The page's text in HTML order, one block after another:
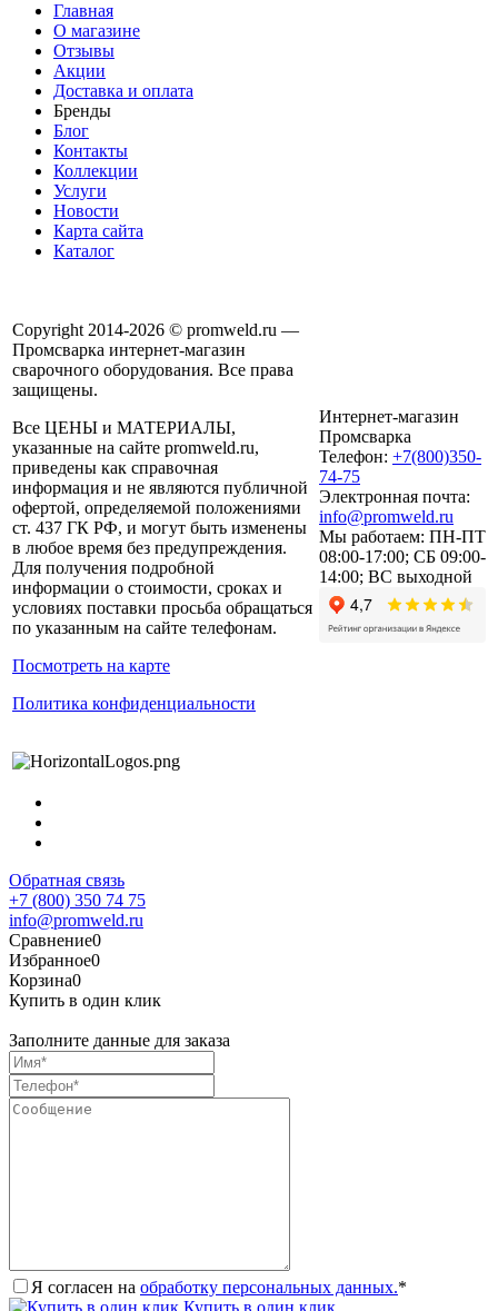
Главная
О магазине
Отзывы
Акции
Доставка и оплата
Бренды
Блог
Контакты
Коллекции
Услуги
Новости
Карта сайта
Каталог
Copyright 2014-2026 © promweld.ru —
Промсварка интернет-магазин
сварочного оборудования. Все права
защищены.
Все ЦЕНЫ и МАТЕРИАЛЫ,
указанные на сайте promweld.ru,
приведены как справочная
информация и не являются публичной
офертой, определяемой положениями
ст. 437 ГК РФ, и могут быть изменены
в любое время без предупреждения.
Для получения подробной
информации о стоимости, сроках и
условиях поставки просьба обращаться
по указанным на сайте телефонам.
Посмотреть на карте
Политика конфиденциальности
Интернет-магазин
Промсварка
Телефон: +7(800)350-
74-75
Электронная почта:
info@promweld.ru
Мы работаем: ПН-ПТ
08:00-17:00; СБ 09:00-
14:00; ВС выходной
Обратная связь
+7 (800) 350 74 75
info@promweld.ru
Сравнение0
Избранное0
Корзина0
Купить в один клик
Заполните данные для заказа
Я согласен на обработку персональных данных.*